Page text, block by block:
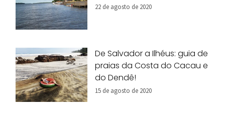
22 de agosto de 2020
De Salvador a Ilhéus: guia de
praias da Costa do Cacau e
do Dendê!
15 de agosto de 2020